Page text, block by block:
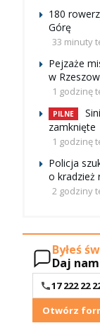
180
Górę
33 minuty
Pejzaże
w
1 godzinę
PILNE
zamknięte
1 godzinę
Policja
o kradzież
2 godziny
Byłeś
Daj
17 222 22
Otwórz